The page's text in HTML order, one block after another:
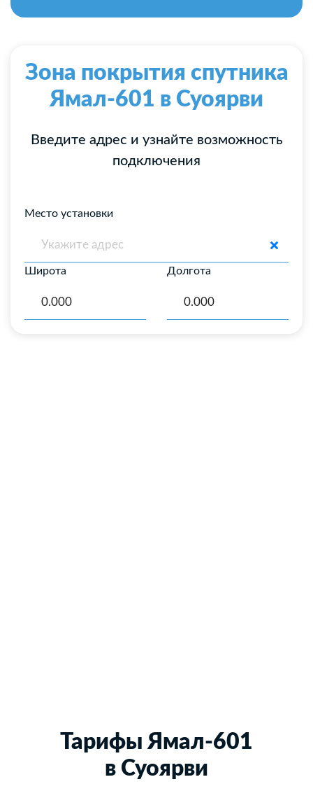
Зона покрытия спутника
Ямал-601 в Суоярви
Введите адрес и узнайте возможность
подключения
Место установки
Широта Долгота
Тарифы Ямал-601
в Суоярви